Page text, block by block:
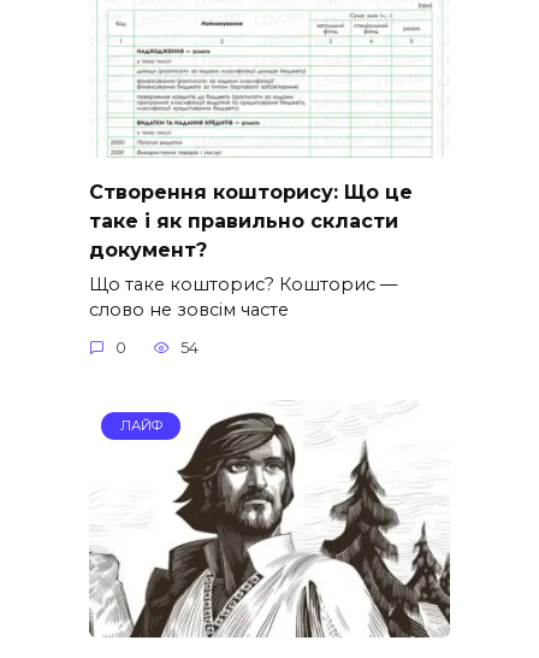
Створення кошторису: Що це
таке і як правильно скласти
документ?
Що таке кошторис? Кошторис —
слово не зовсім часте
0 54
ЛАЙФ